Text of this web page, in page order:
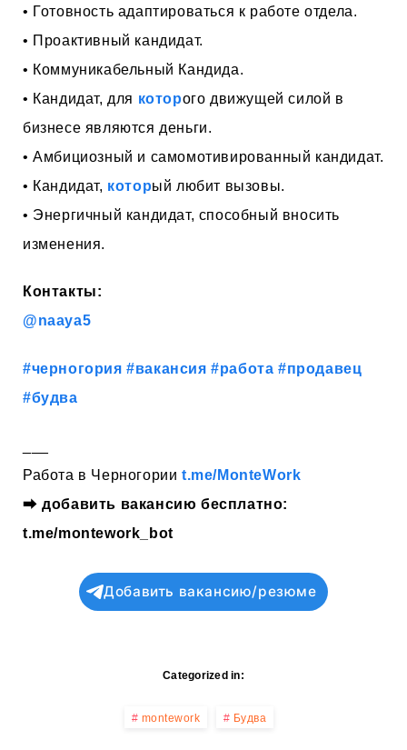
• Готовность адаптироваться к работе отдела.
• Проактивный кандидат.
• Коммуникабельный Кандида.
• Кандидат, для которого движущей силой в
бизнесе являются деньги.
• Амбициозный и самомотивированный кандидат.
• Кандидат, который любит вызовы.
• Энергичный кандидат, способный вносить
изменения.
Контакты:
@naaya5
#черногория #вакансия #работа #продавец
#будва
Работа в Черногории t.me/MonteWork
⮕добавить вакансию бесплатно:
t.me/montework_bot
Добавить вакансию/резюме
Categorized in:
montework Будва